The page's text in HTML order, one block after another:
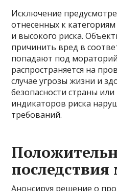
Исключение
отнесенных к
и высокого риска.
причинить вред в
попадают под
распространяется на
случае угрозы жизни и
безопасности страны
индикаторов риска
требований.
Анонсируя решение о